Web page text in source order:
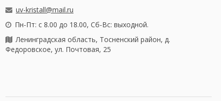
uv-kristall@mail.ru
Пн-Пт: с 8.00 до 18.00, Сб-Вс: выходной.
Ленинградская область, Тосненский район, д.
Федоровское, ул. Почтовая, 25